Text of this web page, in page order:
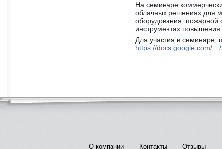
На семинаре
облачных решениях для
оборудования, пожарной
инструментах
Для участия в семинаре,
https://docs.google.com/
О компании Контакты Отзывы